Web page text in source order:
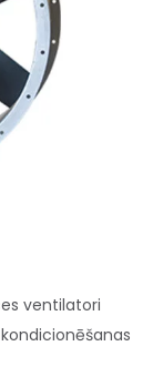
ventilatori